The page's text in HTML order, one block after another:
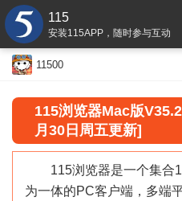
115
安装115APP，随时参与互动
11500
115浏览器Mac版
月30日周五更新]
115浏览器是一个集合
为一体的PC客户端，多端